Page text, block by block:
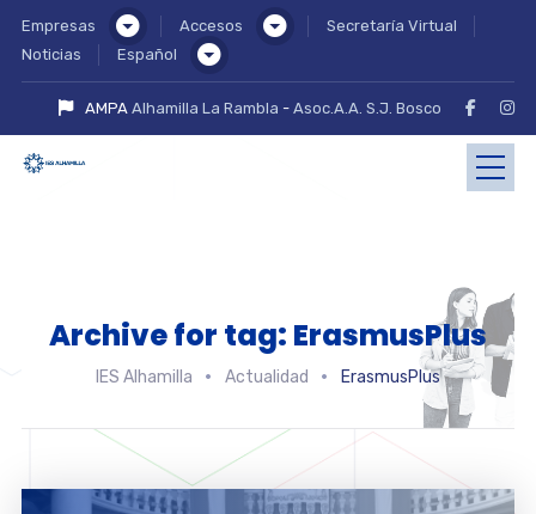
Empresas Accesos
Secretaría Virtual
Noticias
Español
AMPAAlhamilla La Rambla -Asoc.A.A. S.J. Bosco
Archive for tag: ErasmusPlus
IES Alhamilla Actualidad ErasmusPlus